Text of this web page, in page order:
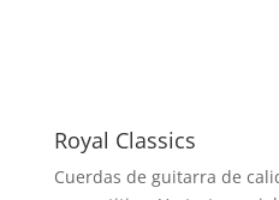
Royal Classics
Cuerdas de guitarra de